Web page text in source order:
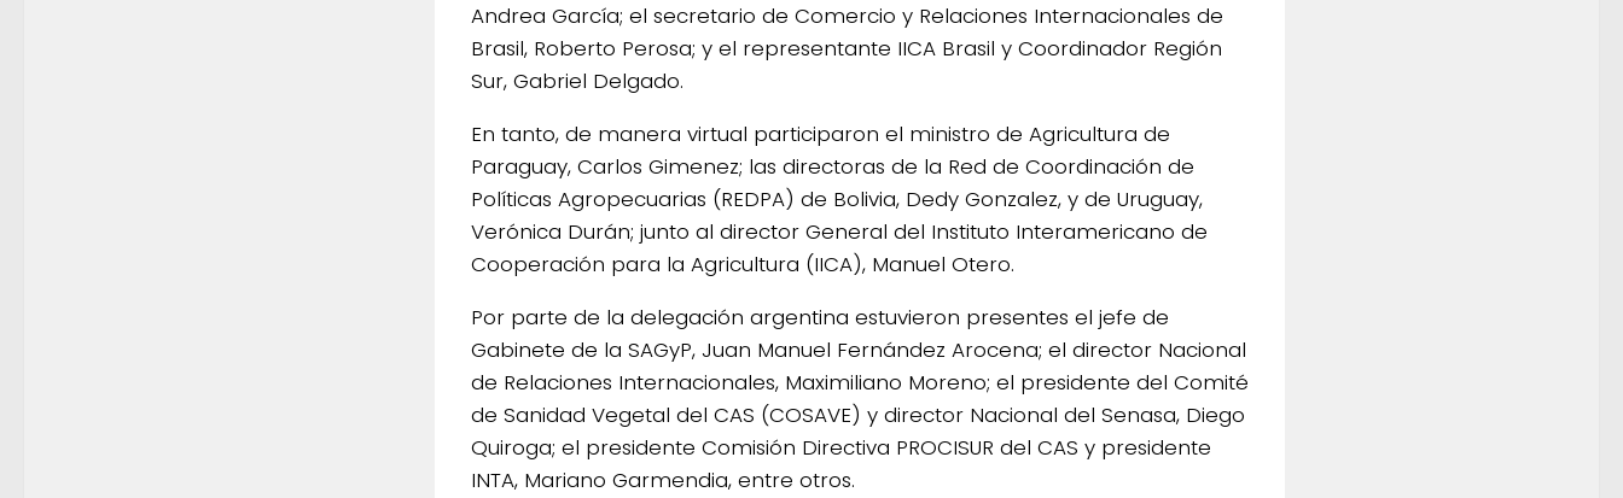
Andrea García; el secretario de Comercio y Relaciones Internacionales de
Brasil, Roberto Perosa; y el representante IICA Brasil y Coordinador Región
Sur, Gabriel Delgado.
En tanto, de manera virtual participaron el ministro de Agricultura de
Paraguay, Carlos Gimenez; las directoras de la Red de Coordinación de
Políticas Agropecuarias (REDPA) de Bolivia, Dedy Gonzalez, y de Uruguay,
Verónica Durán; junto al director General del Instituto Interamericano de
Cooperación para la Agricultura (IICA), Manuel Otero.
Por parte de la delegación argentina estuvieron presentes el jefe de
Gabinete de la SAGyP, Juan Manuel Fernández Arocena; el director Nacional
de Relaciones Internacionales, Maximiliano Moreno; el presidente del Comité
de Sanidad Vegetal del CAS (COSAVE) y director Nacional del Senasa, Diego
Quiroga; el presidente Comisión Directiva PROCISUR del CAS y presidente
INTA, Mariano Garmendia, entre otros.